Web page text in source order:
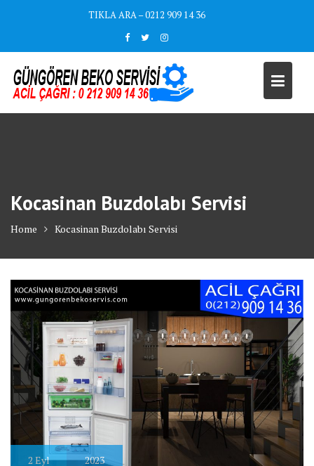
TIKLA ARA – 0212 909 14 36
Kocasinan Buzdolabı Servisi
Home Kocasinan Buzdolabı Servisi
2 Eyl 2023